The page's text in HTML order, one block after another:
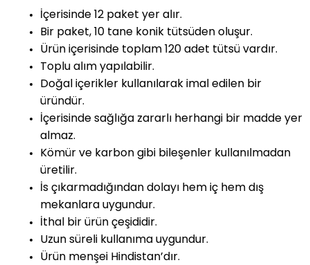
İçerisinde 12 paket yer alır.
Bir paket, 10 tane konik tütsüden oluşur.
Ürün içerisinde toplam 120 adet tütsü vardır.
Toplu alım yapılabilir.
Doğal içerikler kullanılarak imal edilen bir
üründür.
İçerisinde sağlığa zararlı herhangi bir madde yer
almaz.
Kömür ve karbon gibi bileşenler kullanılmadan
üretilir.
İs çıkarmadığından dolayı hem iç hem dış
mekanlara uygundur.
İthal bir ürün çeşididir.
Uzun süreli kullanıma uygundur.
Ürün menşei Hindistan’dır.